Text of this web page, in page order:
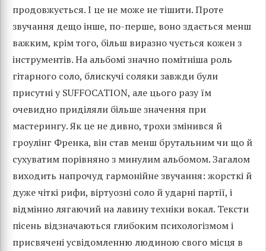
продовжується. І це не може не тішити. Проте
звучання дещо інше, по-перше, воно здається менш
важким, крім того, більш виразно чується кожен з
інструментів. На альбомі значно помітніша роль
гітарного соло, блискучі соляки завжди були
присутні у SUFFOCATION, але цього разу їм
очевидно приділяли більше значення при
мастерингу. Як це не дивно, трохи змінився й
гроулінг Френка, він став менш брутальним чи що й
сухуватим порівняно з минулим альбомом. Загалом
виходить напрочуд гармонійне звучання: жорсткі й
дуже чіткі рифи, віртуозні соло й ударні партії, і
відмінно лягаючий на лавину техніки вокал. Тексти
пісень відзначаються глибоким психологізмом і
присвячені усвідомленню людиною свого місця в